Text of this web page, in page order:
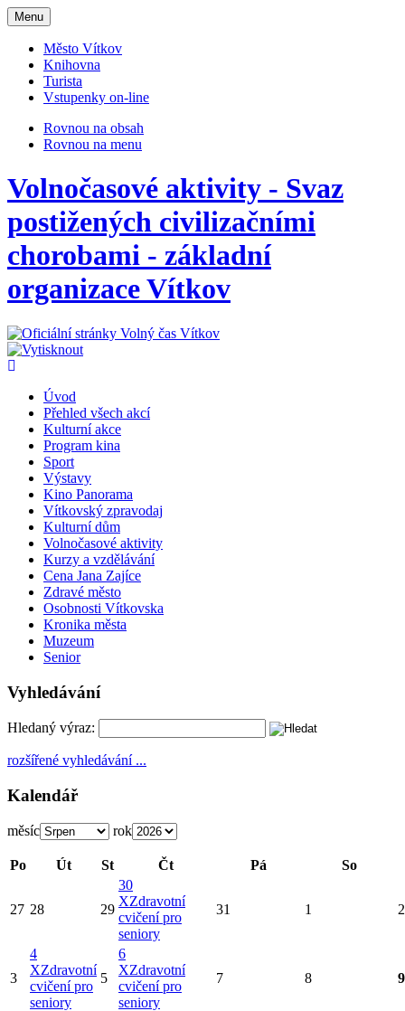
Otevřit
navigaci
Menu
Město Vítkov
Knihovna
Turista
Vstupenky on-line
Rovnou na obsah
Rovnou na menu
Volnočasové aktivity - Svaz
postižených civilizačními
chorobami - základní
organizace Vítkov
Úvod
Přehled všech akcí
Kulturní akce
Program kina
Sport
Výstavy
Kino Panorama
Vítkovský zpravodaj
Kulturní dům
Volnočasové aktivity
Kurzy a vzdělávání
Cena Jana Zajíce
Zdravé město
Osobnosti Vítkovska
Kronika města
Muzeum
Senior
Vyhledávání
Hledaný výraz:
rozšířené vyhledávání ...
Kalendář
měsíc rok
Po Út St Čt Pá So
27 28 29
30
XZdravotní
cvičení pro
seniory
31 1 2
3
4
XZdravotní
cvičení pro
seniory
5
6
XZdravotní
cvičení pro
seniory
7 8 9